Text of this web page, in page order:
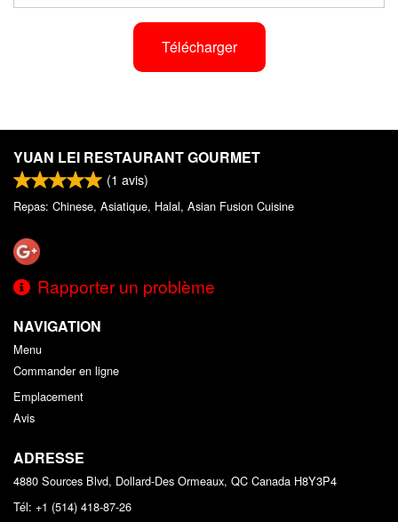
Télécharger
YUAN LEI RESTAURANT GOURMET
(1 avis)
Repas: Chinese, Asiatique, Halal, Asian Fusion Cuisine
Rapporter un problème
NAVIGATION
Menu
Commander en ligne
Emplacement
Avis
ADRESSE
4880 Sources Blvd, Dollard-Des Ormeaux, QC Canada H8Y3P4
Tél: +1 (514) 418-87-26